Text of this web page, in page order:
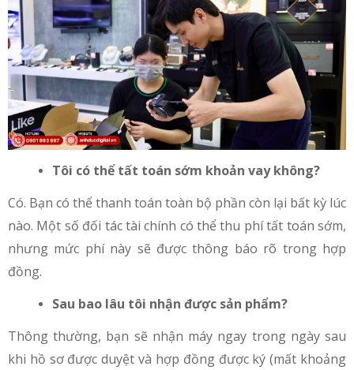
Tôi có thể tất toán sớm khoản vay không?
Có. Bạn có thể thanh toán toàn bộ phần còn lại bất kỳ lúc
nào. Một số đối tác tài chính có thể thu phí tất toán sớm,
nhưng mức phí này sẽ được thông báo rõ trong hợp
đồng.
Sau bao lâu tôi nhận được sản phẩm?
Thông thường, bạn sẽ nhận máy ngay trong ngày sau
khi hồ sơ được duyệt và hợp đồng được ký (mất khoảng